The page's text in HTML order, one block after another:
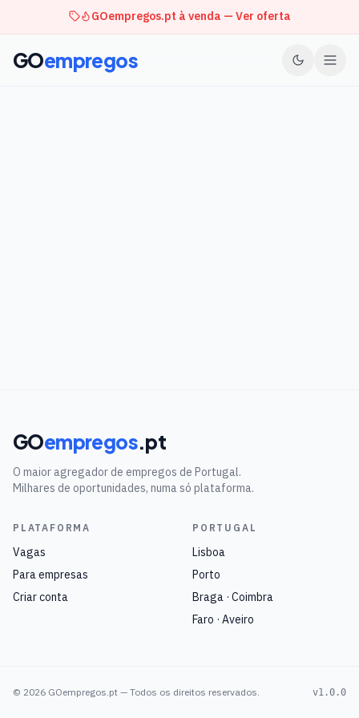
GOempregos.pt à venda — Ver oferta
GOempregos
GOempregos.pt
O maior agregador de empregos de Portugal.
Milhares de oportunidades, numa só plataforma.
PLATAFORMA
Vagas
Para empresas
Criar conta
PORTUGAL
Lisboa
Porto
Braga · Coimbra
Faro · Aveiro
© 2026 GOempregos.pt — Todos os direitos reservados. v1.0.0